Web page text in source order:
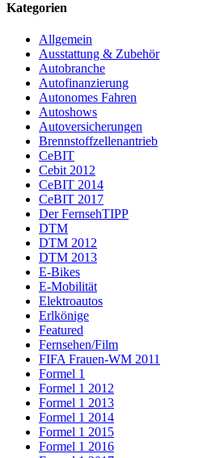
Kategorien
Allgemein
Ausstattung & Zubehör
Autobranche
Autofinanzierung
Autonomes Fahren
Autoshows
Autoversicherungen
Brennstoffzellenantrieb
CeBIT
Cebit 2012
CeBIT 2014
CeBIT 2017
Der FernsehTIPP
DTM
DTM 2012
DTM 2013
E-Bikes
E-Mobilität
Elektroautos
Erlkönige
Featured
Fernsehen/Film
FIFA Frauen-WM 2011
Formel 1
Formel 1 2012
Formel 1 2013
Formel 1 2014
Formel 1 2015
Formel 1 2016